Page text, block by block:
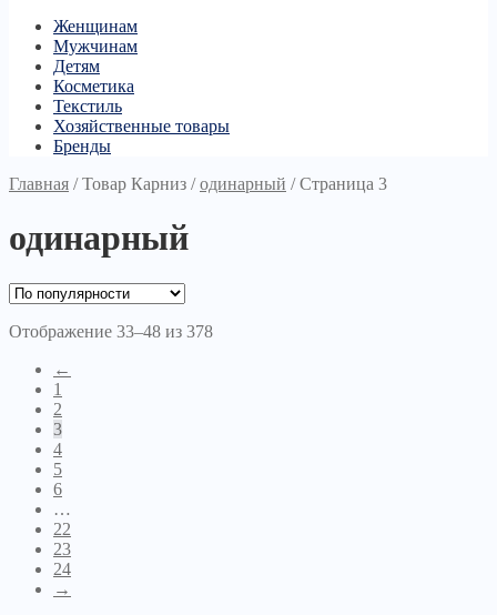
Женщинам
Мужчинам
Детям
Косметика
Текстиль
Хозяйственные товары
Бренды
Главная /Товар Карниз /одинарный /Страница 3
одинарный
Отображение 33–48 из 378
←
1
2
3
4
5
6
…
22
23
24
→